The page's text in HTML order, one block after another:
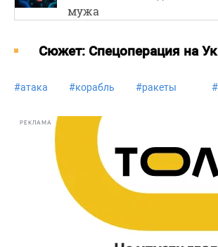
мужа
Cюжет: Спецоперация на
#атака #корабль #ракеты #
РЕКЛАМА